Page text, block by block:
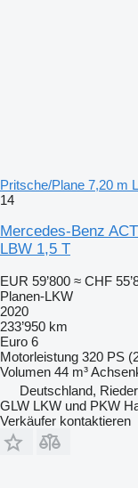
Pritsche/Plane 7,20 m
14
Mercedes-Benz
LBW 1,5 T
EUR 59’800 ≈ CHF
Planen-LKW
2020
233’950 km
Euro 6
Motorleistung 320 PS
Volumen 44 m³
Deutschland,
GLW LKW und PKW
Verkäufer kontaktieren